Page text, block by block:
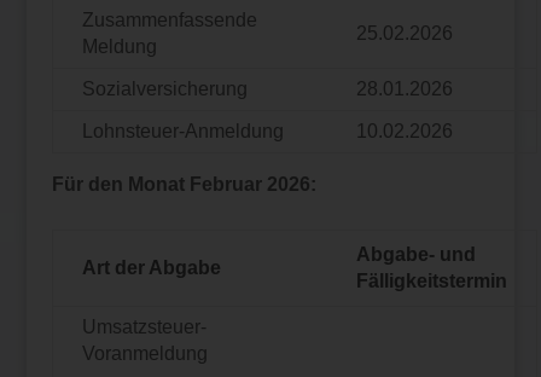
Zusammenfassende
Meldung
25.02.2026
Sozialversicherung 28.01.2026
Lohnsteuer-Anmeldung 10.02.2026
Für den Monat Februar 2026:
Art der Abgabe
Abgabe- und
Fälligkeitstermin
Umsatzsteuer-
Voranmeldung